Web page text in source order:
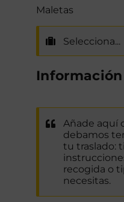
Maletas